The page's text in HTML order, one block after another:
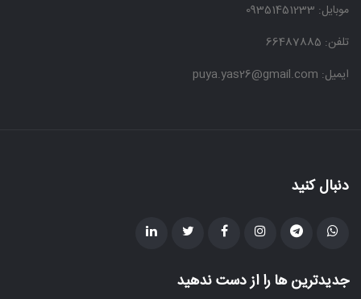
موبایل:
تلفن: 66487885
ایمیل: puya.yas26@gmail.com
دنبال کنید
جدیدترین ها را از دست ندهید